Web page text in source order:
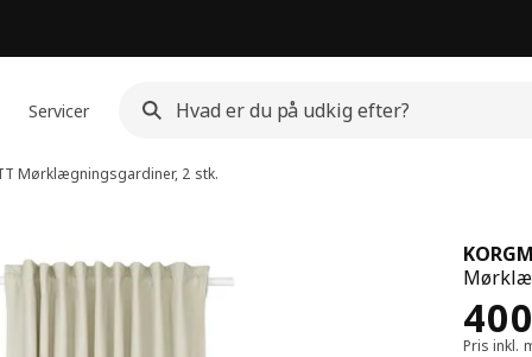
Servicer
Mørklægningsgardiner, 2 stk.
400
Pris inkl.